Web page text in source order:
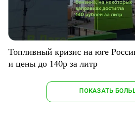
Топливный кризис на юге
и цены до 140р за литр
ПОКАЗАТЬ